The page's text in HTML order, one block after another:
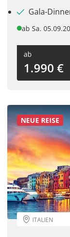
Gala-
ab Sa.
ab
1.990 €
NEUE REISE
ITALIEN